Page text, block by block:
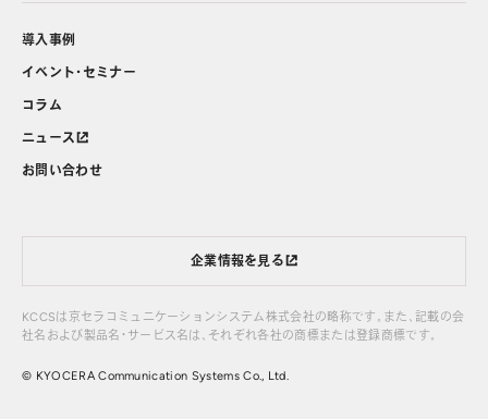
導入事例
イベント・セミナー
コラム
ニュース
お問い合わせ
企業情報を見る
KCCSは京セラコミュニケーションシステム株式会社の略称です。また、記載の会
社名および製品名・サービス名は、それぞれ各社の商標または登録商標です。
© KYOCERA Communication Systems Co., Ltd.